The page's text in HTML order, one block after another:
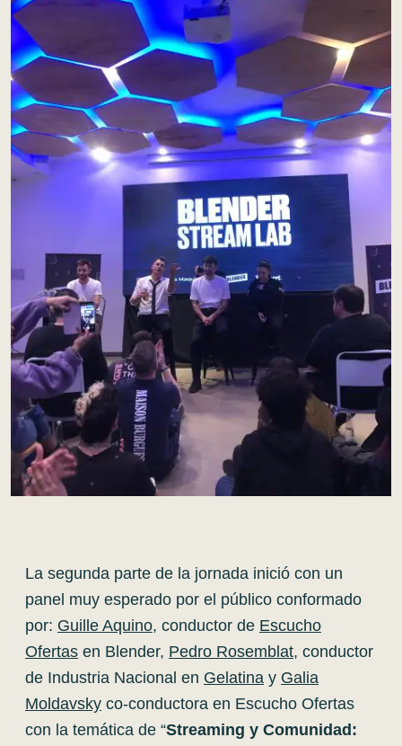
La segunda parte de la jornada inició con un
panel muy esperado por el público conformado
por: Guille Aquino, conductor de Escucho
Ofertas en Blender, Pedro Rosemblat, conductor
de Industria Nacional en Gelatina y Galia
Moldavsky co-conductora en Escucho Ofertas
con la temática de “Streaming y Comunidad: